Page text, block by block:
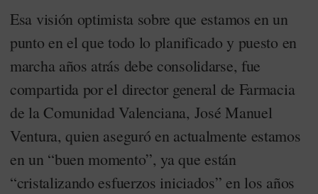
Esa visión optimista sobre que estamos en un
punto en el que todo lo planificado y puesto en
marcha años atrás debe consolidarse, fue
compartida por el director general de Farmacia
de la Comunidad Valenciana, José Manuel
Ventura, quien aseguró en actualmente estamos
en un “buen momento”, ya que están
“cristalizando esfuerzos iniciados” en los años